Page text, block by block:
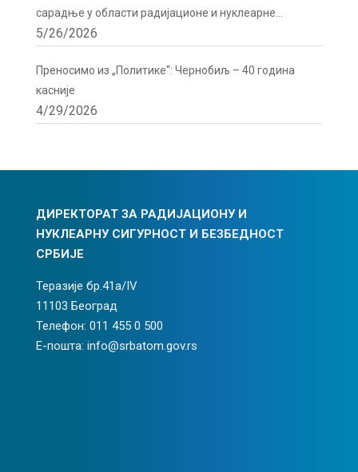
сарадње у области радијационе и нуклеарне
сигурности
5/26/2026
Преносимо из „Политике“: Чернобиљ – 40 година
касније
4/29/2026
ДИРЕКТОРАТ ЗА РАДИЈАЦИОНУ И
НУКЛЕАРНУ СИГУРНОСТ И БЕЗБЕДНОСТ
СРБИЈЕ
Теразије бр.41а/IV
11103 Београд
Телефон: 011 455 0 500
Е-пошта: info@srbatom.gov.rs